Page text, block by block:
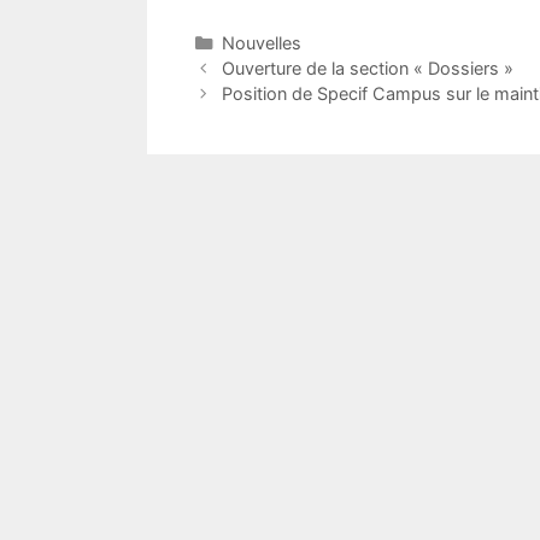
Catégories
Nouvelles
Ouverture de la section « Dossiers »
Position de Specif Campus sur le